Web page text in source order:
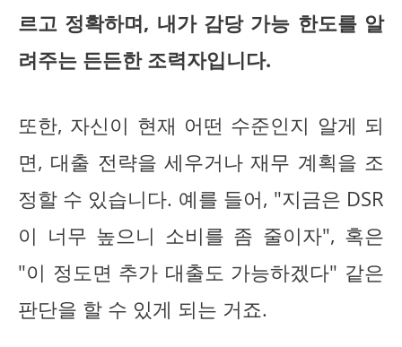
르고 정확하며, 내가 감당 가능 한도를 알
려주는 든든한 조력자입니다.
또한, 자신이 현재 어떤 수준인지 알게 되
면, 대출 전략을 세우거나 재무 계획을 조
정할 수 있습니다. 예를 들어, "지금은 DSR
이 너무 높으니 소비를 좀 줄이자", 혹은
"이 정도면 추가 대출도 가능하겠다" 같은
판단을 할 수 있게 되는 거죠.